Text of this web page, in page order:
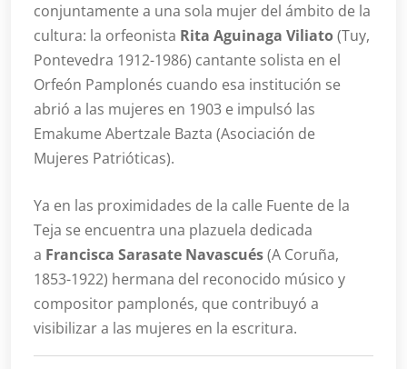
conjuntamente a una sola mujer del ámbito de la
cultura: la orfeonista Rita Aguinaga Viliato(Tuy,
Pontevedra 1912-1986) cantante solista en el
Orfeón Pamplonés cuando esa institución se
abrió a las mujeres en 1903 e impulsó las
Emakume Abertzale Bazta (Asociación de
Mujeres Patrióticas).
Ya en las proximidades de la calle Fuente de la
Teja se encuentra una plazuela dedicada
a Francisca Sarasate Navascués(A Coruña,
1853-1922) hermana del reconocido músico y
compositor pamplonés, que contribuyó a
visibilizar a las mujeres en la escritura.